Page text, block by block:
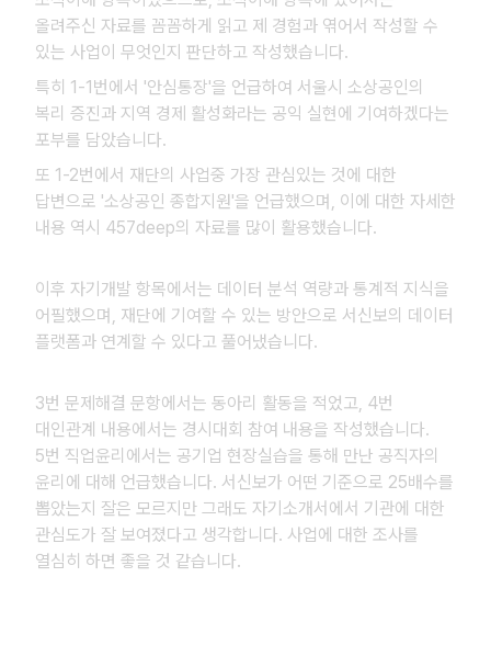
올려주신 자료를 꼼꼼하게 읽고 제 경험과 엮어서 작성할 수
있는 사업이 무엇인지 판단하고 작성했습니다.
특히 1-1번에서 '안심통장'을 언급하여 서울시 소상공인의
복리 증진과 지역 경제 활성화라는 공익 실현에 기여하겠다는
포부를 담았습니다.
또 1-2번에서 재단의 사업중 가장 관심있는 것에 대한
답변으로 '소상공인 종합지원'을 언급했으며, 이에 대한 자세한
내용 역시 457deep의 자료를 많이 활용했습니다.
이후 자기개발 항목에서는 데이터 분석 역량과 통계적 지식을
어필했으며, 재단에 기여할 수 있는 방안으로 서신보의 데이터
플랫폼과 연계할 수 있다고 풀어냈습니다.
3번 문제해결 문항에서는 동아리 활동을 적었고, 4번
대인관계 내용에서는 경시대회 참여 내용을 작성했습니다.
5번 직업윤리에서는 공기업 현장실습을 통해 만난 공직자의
윤리에 대해 언급했습니다. 서신보가 어떤 기준으로 25배수를
뽑았는지 잘은 모르지만 그래도 자기소개서에서 기관에 대한
관심도가 잘 보여졌다고 생각합니다. 사업에 대한 조사를
열심히 하면 좋을 것 같습니다.